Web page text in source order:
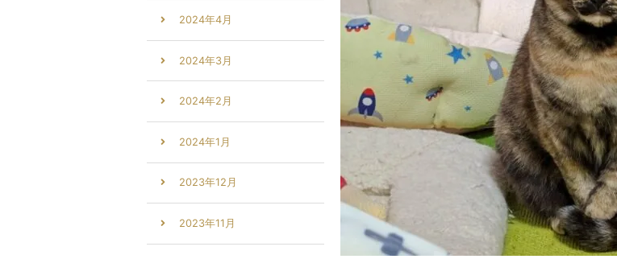
2024年4月
2024年3月
2024年2月
2024年1月
2023年12月
2023年11月